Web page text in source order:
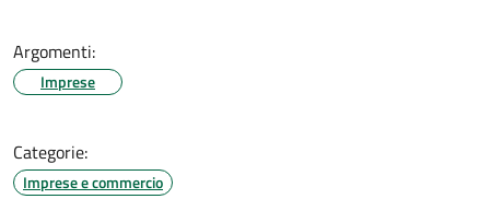
Argomenti:
Imprese
Categorie:
Imprese e commercio